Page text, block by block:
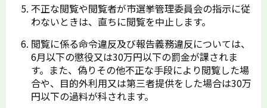
不正な閲覧や閲覧者が市選挙管理委員会の指示に従
わないときは、直ちに閲覧を中止します。
閲覧に係る命令違反及び報告義務違反については、
6月以下の懲役又は30万円以下の罰金が課されま
す。また、偽りその他不正な手段により閲覧した場
合や、目的外利用又は第三者提供をした場合は30万
円以下の過料が科されます。